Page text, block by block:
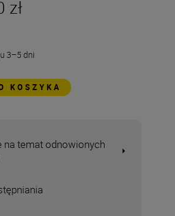
zł
3–5 dni
KOSZYKA
na temat odnowionych